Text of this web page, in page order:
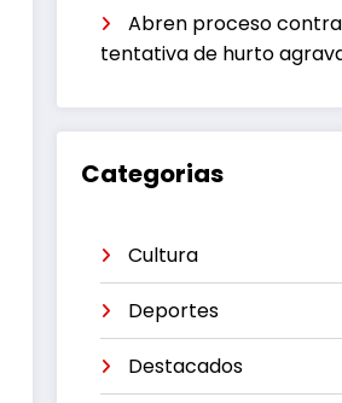
Abren proceso
tentativa de hurto
Categorias
Cultura
Deportes
Destacados